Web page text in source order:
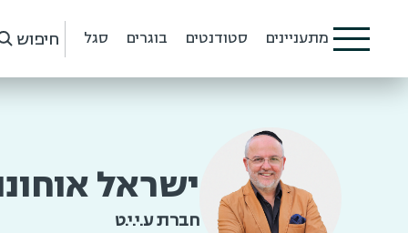
מתעניינים סטודנטים בוגרים סגל חיפוש
ישראל
חברת ע.י.י.ט